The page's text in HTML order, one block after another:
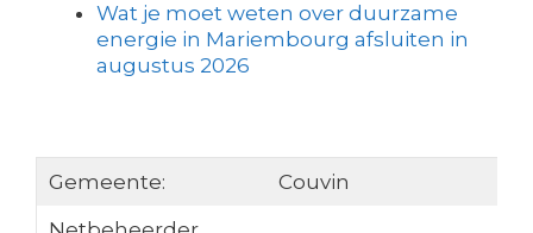
Wat je moet weten over duurzame
energie in Mariembourg afsluiten in
augustus 2026
Gemeente:
Couvin